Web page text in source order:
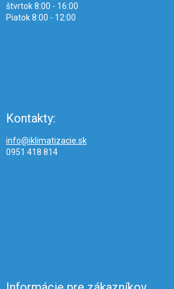
štvrtok 8:00 - 16:00
Piatok 8:00 - 12:00
Kontakty:
info@iklimatizacie.sk
0951 418 814